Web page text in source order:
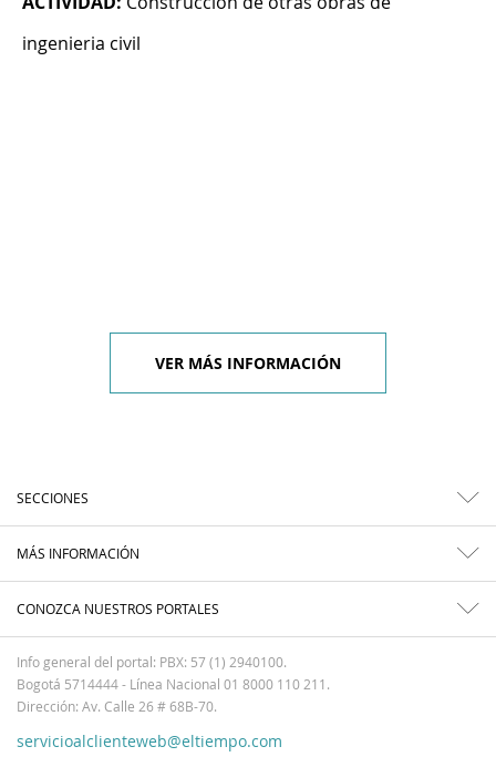
ingenieria civil
VER MÁS INFORMACIÓN
SECCIONES
MÁS INFORMACIÓN
CONOZCA NUESTROS PORTALES
Info general del portal: PBX: 57 (1) 2940100.
Bogotá 5714444 - Línea Nacional 01 8000 110 211.
Dirección: Av. Calle 26 # 68B-70.
servicioalclienteweb@eltiempo.com